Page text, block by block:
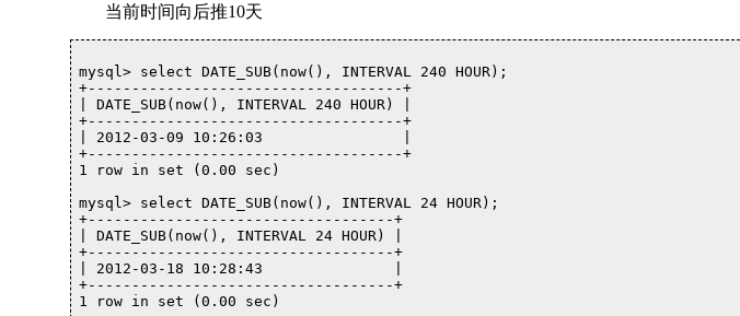
当前时间向后推10天
mysql> select DATE_SUB(now(), INTERVAL 240 HOUR);
+------------------------------------+
| DATE_SUB(now(), INTERVAL 240 HOUR) |
+------------------------------------+
| 2012-03-09 10:26:03                |
+------------------------------------+
1 row in set (0.00 sec)
mysql> select DATE_SUB(now(), INTERVAL 24 HOUR);
+-----------------------------------+
| DATE_SUB(now(), INTERVAL 24 HOUR) |
+-----------------------------------+
| 2012-03-18 10:28:43               |
+-----------------------------------+
1 row in set (0.00 sec)